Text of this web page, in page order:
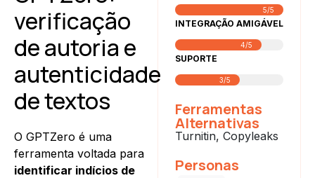
verificação
de autoria e
autenticidade
de textos
O GPTZero é uma
ferramenta voltada para
identificar indícios de
5/5
INTEGRAÇÃO AMIGÁVEL
4/5
SUPORTE
3/5
Ferramentas
Alternativas
Turnitin, Copyleaks
Personas